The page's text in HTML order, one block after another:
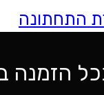
התחתונה
הזמנה